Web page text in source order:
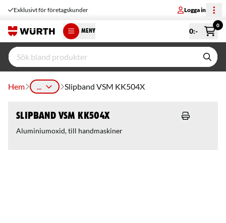
Exklusivt för företagskunder Logga in
MENY 0:-
0
Hem ... Slipband VSM KK504X
Slipband VSM KK504X
Aluminiumoxid, till handmaskiner